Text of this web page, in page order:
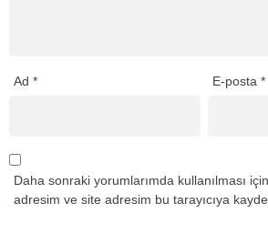
Ad * E-posta*
Daha sonraki yorumlarımda kullanılması
adresim ve site adresim bu tarayıcıya